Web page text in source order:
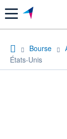
Menu
Bourse
États-Unis